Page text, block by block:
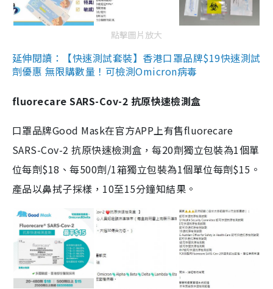
點擊圖片放大
延伸閱讀：【快速測試套裝】香港口罩品牌$19快速測試
劑優惠 無限購數量！可檢測Omicron病毒
fluorecare SARS-Cov-2 抗原快速檢測盒
口罩品牌Good Mask在官方APP上有售fluorecare
SARS-Cov-2 抗原快速檢測盒，每20劑獨立包裝為1個單
位每劑$18、每500劑/1箱獨立包裝為1個單位每劑$15。
產品以鼻拭子採樣，10至15分鐘知結果。